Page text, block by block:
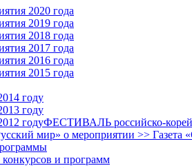
2020 года
2019 года
2018 годa
2017 года
2016 года
2015 года
году
году
годуФЕСТИВАЛЬ российско-
мир» о мероприятии >> Газета
и программ